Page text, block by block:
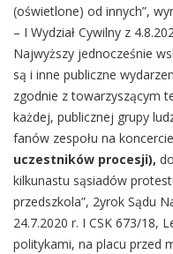
(oświetlone) od innych”,
– I Wydział Cywilny z
Najwyższy jednocześnie
są i inne publiczne
zgodnie z towarzyszącym
każdej, publicznej grupy
fanów zespołu na
uczestników procesji),
kilkunastu sąsiadów
przedszkola”, 2yrok Sądu
24.7.2020 r. I CSK 673/18,
politykami, na placu przed